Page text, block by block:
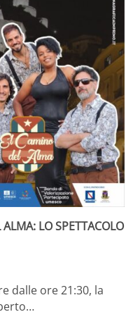
LO SPETTACOLO
dalle ore 21:30, la